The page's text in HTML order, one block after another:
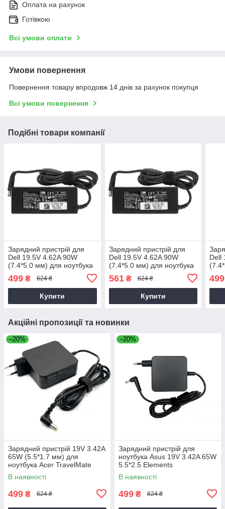
Оплата на рахунок
Готівкою
Всі умови оплати
Умови повернення
Повернення товару впродовж 14 днів за рахунок покупця
Всі умови повернення
Подібні товари компанії
Зарядний пристрій для
Dell 19.5V 4.62A 90W
(7.4*5.0 мм) для ноутбука
499 ₴ 624 ₴
Купити
Зарядний пристрій для
Dell 19.5V 4.62A 90W
(7.4*5.0 мм) для ноутбука
P63G, P63G002 90W
561₴ 624 ₴
Купити
Dell
499
Акційні пропозиції та новинки
–20%
Зарядний пристрій 19V 3.42A
65W (5.5*1.7 мм) для
ноутбука Acer TravelMate
P2510-G2-M
В наявності
499 ₴ 624 ₴
–20%
Зарядний пристрій для
ноутбука Asus 19V 3.42A 65W
5.5*2.5 Elements
В наявності
499 ₴ 624 ₴